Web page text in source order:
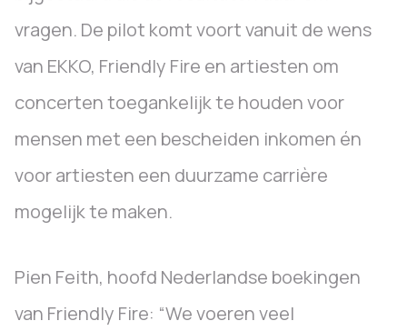
vragen. De pilot komt voort vanuit de wens
van EKKO, Friendly Fire en artiesten om
concerten toegankelijk te houden voor
mensen met een bescheiden inkomen én
voor artiesten een duurzame carrière
mogelijk te maken.
Pien Feith, hoofd Nederlandse boekingen
van Friendly Fire: “We voeren veel